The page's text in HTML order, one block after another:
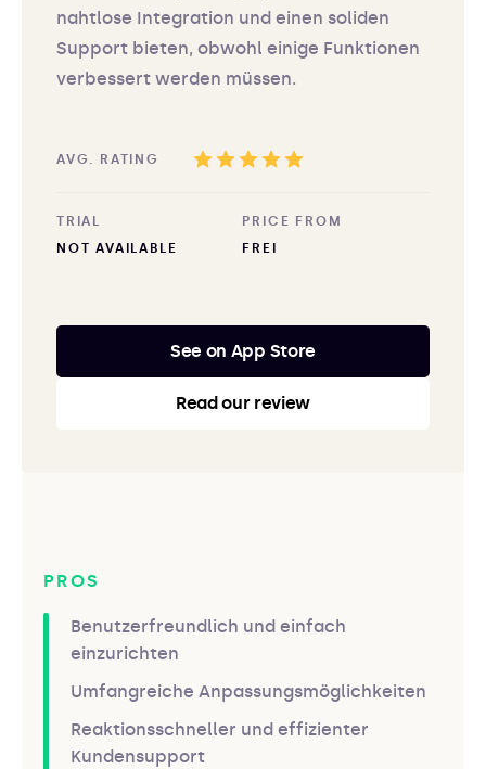
nahtlose Integration und einen soliden
Support bieten, obwohl einige Funktionen
verbessert werden müssen.
AVG. RATING
TRIAL
NOT AVAILABLE
PRICE FROM
FREI
See on App Store
Read our review
PROS
Benutzerfreundlich und einfach
einzurichten
Umfangreiche Anpassungsmöglichkeiten
Reaktionsschneller und effizienter
Kundensupport